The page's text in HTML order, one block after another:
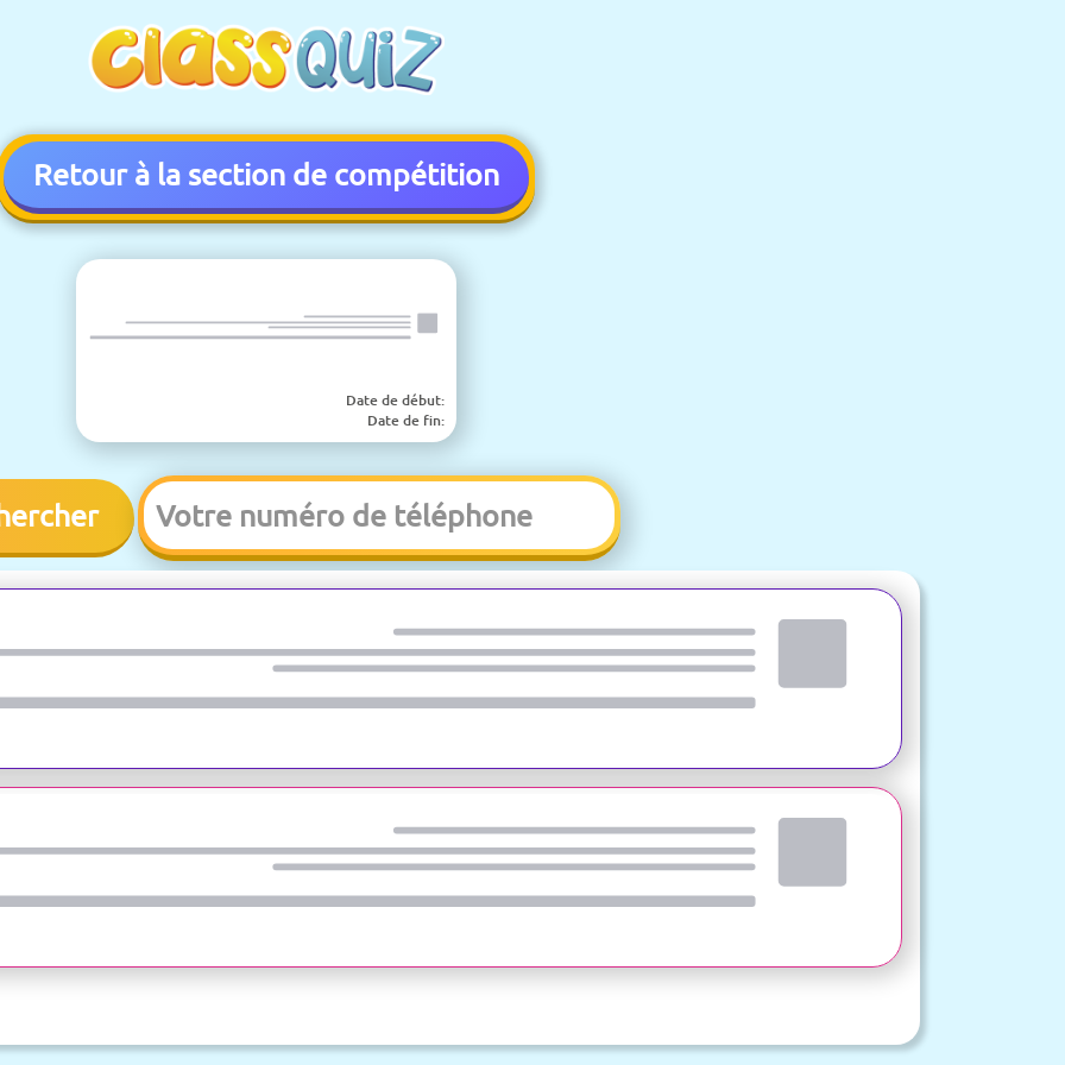
Retour à la section de compétition
Date de début:
Date de fin: